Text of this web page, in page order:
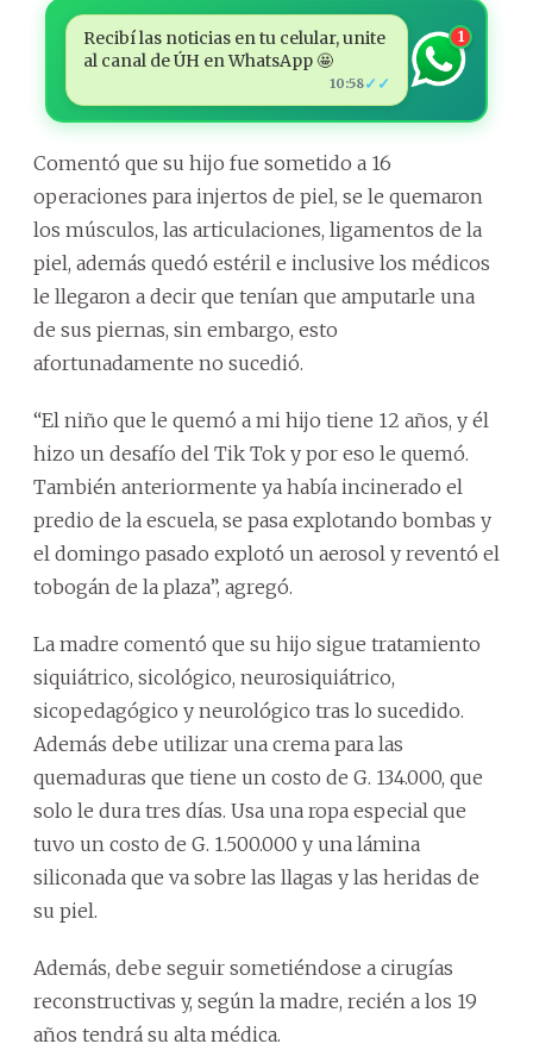
Recibí las noticias en tu celular, unite
al canal de ÚH en WhatsApp 🤩
10:58✓✓
1
Comentó que su hijo fue sometido a 16
operaciones para injertos de piel, se le quemaron
los músculos, las articulaciones, ligamentos de la
piel, además quedó estéril e inclusive los médicos
le llegaron a decir que tenían que amputarle una
de sus piernas, sin embargo, esto
afortunadamente no sucedió.
“El niño que le quemó a mi hijo tiene 12 años, y él
hizo un desafío del Tik Tok y por eso le quemó.
También anteriormente ya había incinerado el
predio de la escuela, se pasa explotando bombas y
el domingo pasado explotó un aerosol y reventó el
tobogán de la plaza”, agregó.
La madre comentó que su hijo sigue tratamiento
siquiátrico, sicológico, neurosiquiátrico,
sicopedagógico y neurológico tras lo sucedido.
Además debe utilizar una crema para las
quemaduras que tiene un costo de G. 134.000, que
solo le dura tres días. Usa una ropa especial que
tuvo un costo de G. 1.500.000 y una lámina
siliconada que va sobre las llagas y las heridas de
su piel.
Además, debe seguir sometiéndose a cirugías
reconstructivas y, según la madre, recién a los 19
años tendrá su alta médica.